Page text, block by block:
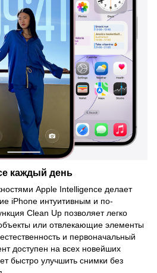
каждый день
Apple Intelligence делает
iPhone интуитивным и по-
Clean Up позволяет легко
или отвлекающие элементы
и первоначальный
доступен на всех новейших
быстро улучшить снимки без